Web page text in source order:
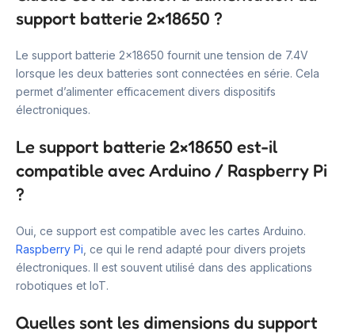
support batterie 2×18650 ?
Le support batterie 2×18650 fournit une tension de 7.4V
lorsque les deux batteries sont connectées en série. Cela
permet d’alimenter efficacement divers dispositifs
électroniques.
Le support batterie 2×18650 est-il
compatible avec Arduino / Raspberry Pi
?
Oui, ce support est compatible avec les cartes Arduino.
Raspberry Pi , ce qui le rend adapté pour divers projets
électroniques. Il est souvent utilisé dans des applications
robotiques et IoT.
Quelles sont les dimensions du support